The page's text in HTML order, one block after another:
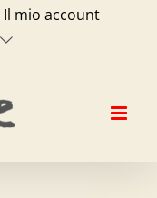
Il mio account